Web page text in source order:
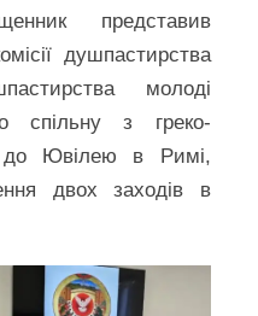
представив
душпастирства
молоді
спільну з греко-
до Ювілею в Римі,
двох заходів в